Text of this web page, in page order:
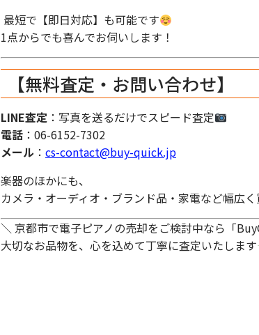
最短で【即日対応】も可能です
1点からでも喜んでお伺いします！
【無料査定・お問い合わせ】
LINE査定 ：写真を送るだけでスピード査定
電話 ：06-6152-7302
メール ： cs-contact@buy-quick.jp
楽器のほかにも、
カメラ・オーディオ・ブランド品・家電など幅広
＼ 京都市で電子ピアノの売却をご検討中なら「
大切なお品物を、心を込めて丁寧に査定いたします